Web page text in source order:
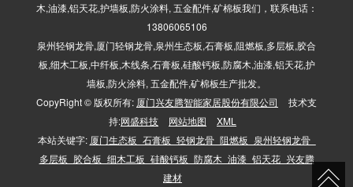
木,油漆,铝天花,护墙板,防火涂料, 五金配件,矿棉板我们，联系电话：
13806065106
泉州轻钢龙骨,厦门轻钢龙骨,泉州生态板,石膏板,阻燃板,多层板,胶合
板,细木工板,中纤板,木线条,石膏板,硅酸钙板,防腐木,油漆,铝天花,护
墙板,防火涂料, 五金配件,矿棉板生产批发。
CopyRight © 版权所有: 厦门兴友腾智能家居股份有限公司
技术支
持:网盛科技 网站地图
XML
本站关键字: 厦门生态板_石膏板_轻钢龙骨_阻燃板_泉州轻钢龙骨_
多层板_胶合板_细木工板_硅酸钙板_防腐木_油漆_铝天花_兴友腾
建材